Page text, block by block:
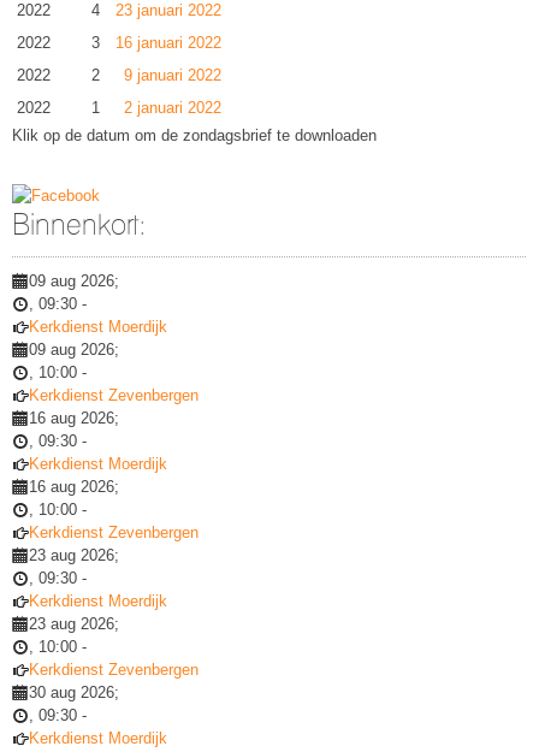
2022
4
23 januari 2022
2022
3
16 januari 2022
2022
2
9 januari 2022
2022
1
2 januari 2022
Klik op de datum om de zondagsbrief te downloaden
Binnenkort:
09 aug 2026;
, 09:30 -
Kerkdienst Moerdijk
09 aug 2026;
, 10:00 -
Kerkdienst Zevenbergen
16 aug 2026;
, 09:30 -
Kerkdienst Moerdijk
16 aug 2026;
, 10:00 -
Kerkdienst Zevenbergen
23 aug 2026;
, 09:30 -
Kerkdienst Moerdijk
23 aug 2026;
, 10:00 -
Kerkdienst Zevenbergen
30 aug 2026;
, 09:30 -
Kerkdienst Moerdijk